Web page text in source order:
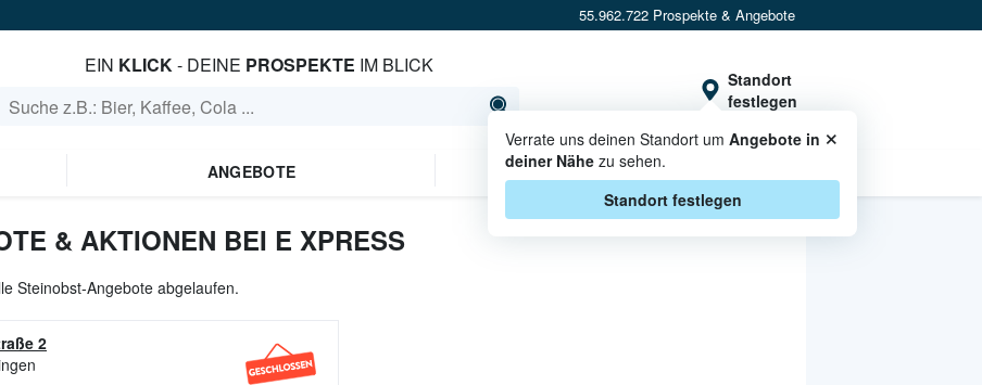
55.962.722 Prospekte & Angebote
EIN KLICK- DEINE PROSPEKTE IM BLICK
Standort
festlegen
Verrate uns deinen Standort umAngebote in
deiner Nähe zu sehen.
Standort festlegen
×
ANGEBOTE CASHBACK
& AKTIONEN BEI E XPRESS
Steinobst-Angebote abgelaufen.
2